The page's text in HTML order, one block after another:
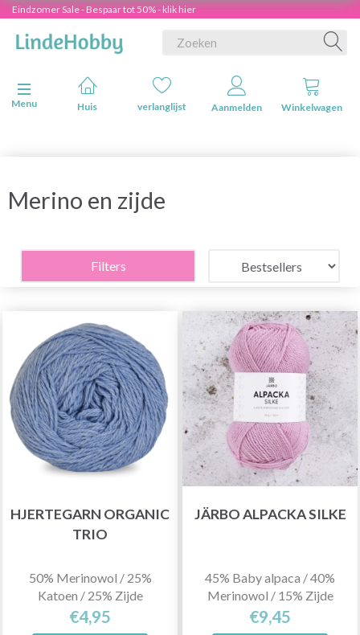
Eindzomer Sale - Bespaar tot 50% - klik hier
Navigatie in-/uitschakelen
Menu
Huis verlanglijst Aanmelden Winkelwagen
Merino en zijde
Filters
HJERTEGARN ORGANIC
TRIO
50% Merinowol / 25%
Katoen / 25% Zijde
€4,95
JÄRBO ALPACKA SILKE
45% Baby alpaca / 40%
Merinowol / 15% Zijde
€9,45